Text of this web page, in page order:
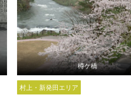
樽ケ橋
村上・新発田エリア